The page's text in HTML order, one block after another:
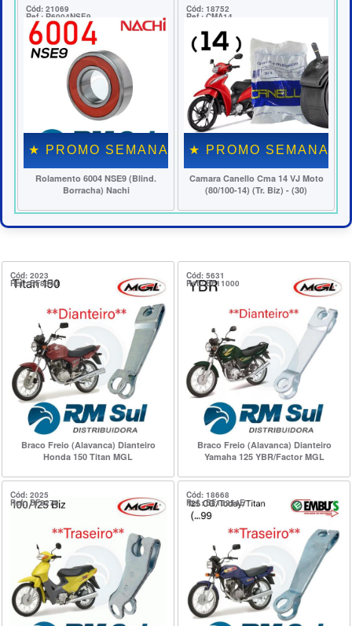
Cód: 21069
Ref.: R6004NSE9
★ PROMO SEMANAL ★
Rolamento 6004 NSE9 (Blind.
Borracha) Nachi
Cód: 18752
Ref.: CMA14
★ PROMO SEMANAL ★
Camara Canello Cma 14 VJ Moto
(80/100-14) (Tr. Biz) - (30)
Cód: 2023
Ref.: BF8340
Braco Freio (Alavanca) Dianteiro
Honda 150 Titan MGL
Cód: 5631
Ref.: BF11000
Braco Freio (Alavanca) Dianteiro
Yamaha 125 YBR/Factor MGL
Cód: 2025
Ref.: BF8270
Cód: 18668
Ref.: BF13254E